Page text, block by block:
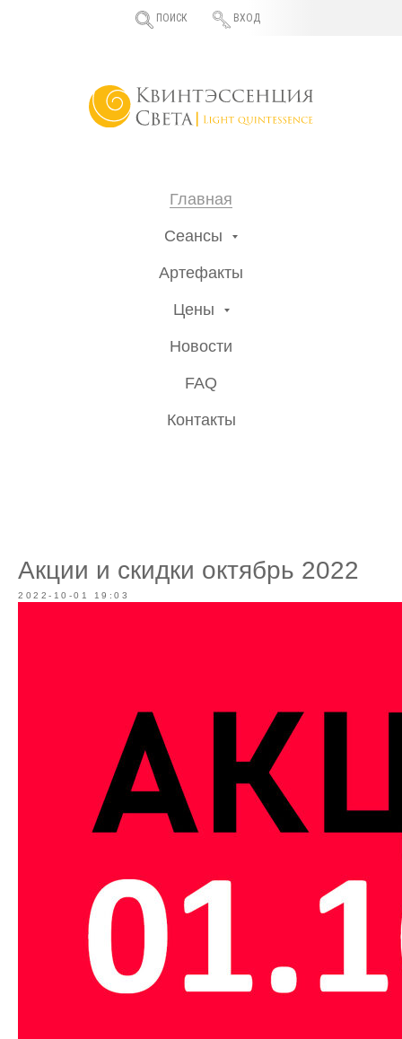
ПОИСК ВХОД
Главная
Сеансы
Артефакты
Цены
Новости
FAQ
Контакты
Акции и скидки октябрь 2022
2022-10-01 19:03